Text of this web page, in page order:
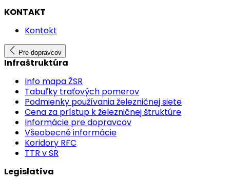
KONTAKT
Kontakt
Pre dopravcov
Infraštruktúra
Info mapa ŽSR
Tabuľky traťových pomerov
Podmienky používania železničnej siete
Cena za prístup k železničnej štruktúre
Informácie pre dopravcov
Všeobecné informácie
Koridory RFC
TTR v SR
Legislatíva